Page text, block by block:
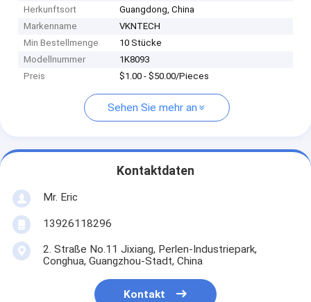
Herkunftsort
Guangdong, China
Markenname
VKNTECH
Min Bestellmenge
10 Stücke
Modellnummer
1K8093
Preis
$1.00 - $50.00/Pieces
Sehen Sie mehr an
Kontaktdaten
Mr. Eric
13926118296
2. Straße No.11 Jixiang, Perlen-Industriepark,
Conghua, Guangzhou-Stadt, China
Kontakt